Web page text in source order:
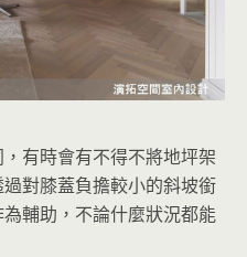
有時會有不得不將地坪架
對膝蓋負擔較小的斜坡銜
輔助，不論什麼狀況都能